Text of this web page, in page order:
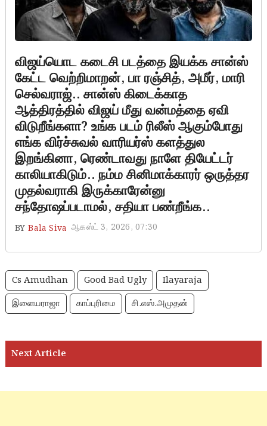
விஜய்யொட கடைசி படத்தை இயக்க சான்ஸ்
கேட்ட வெற்றிமாறன், பா ரஞ்சித், அமீர், மாரி
செல்வராஜ்.. சான்ஸ் கிடைக்காத
ஆத்திரத்தில் விஜய் மீது வன்மத்தை ஏவி
விடுறீங்களா? உங்க படம் ரிலீஸ் ஆகும்போது
எங்க விர்ச்சுவல் வாரியர்ஸ் களத்துல
இறங்கினா, ரெண்டாவது நாளே தியேட்டர்
காலியாகிடும்.. நம்ம சினிமாக்காரர் ஒருத்தர
முதல்வராகி இருக்காரேன்னு
சந்தோஷப்படாமல், சதியா பண்றீங்க..
BY Bala Siva ஆகஸ்ட் 3, 2026, 07:30
Cs Amudhan Good Bad Ugly
Ilayaraja
இளையராஜா
காப்புரிமை சி.எஸ்.அமுதன்